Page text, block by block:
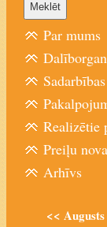
Par mums
Realizētie
Preiļu
Arhīvs
<<